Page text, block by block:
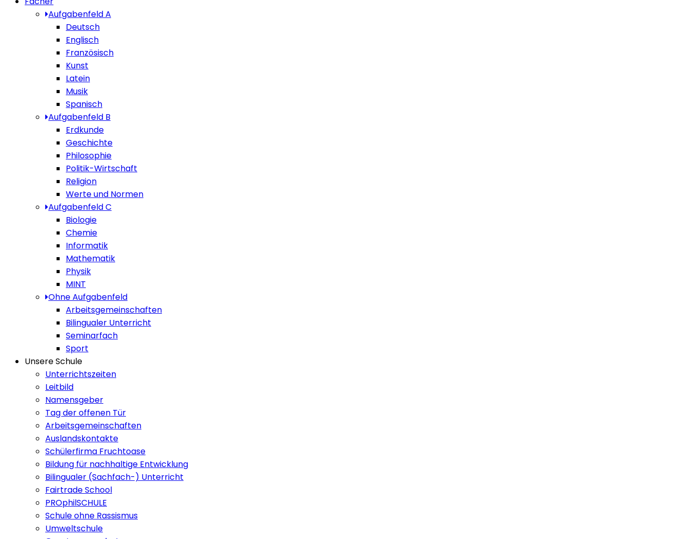
Aufgabenfeld A
Deutsch
Englisch
Französisch
Kunst
Latein
Musik
Spanisch
Aufgabenfeld B
Erdkunde
Geschichte
Philosophie
Politik-Wirtschaft
Religion
Werte und Normen
Aufgabenfeld C
Biologie
Chemie
Informatik
Mathematik
Physik
MINT
Ohne Aufgabenfeld
Arbeitsgemeinschaften
Bilingualer Unterricht
Seminarfach
Sport
Unsere Schule
Unterrichtszeiten
Leitbild
Namensgeber
Tag der offenen Tür
Arbeitsgemeinschaften
Auslandskontakte
Schülerfirma Fruchtoase
Bildung für nachhaltige Entwicklung
Bilingualer (Sachfach-) Unterricht
Fairtrade School
PROphilSCHULE
Schule ohne Rassismus
Umweltschule